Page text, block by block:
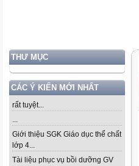
THƯ MỤC
CÁC Ý KIẾN MỚI NHẤT
rất tuyệt...
...
Giới thiệu SGK Giáo dục thể chất
lớp 4...
Tài liệu phục vụ bồi dưỡng GV